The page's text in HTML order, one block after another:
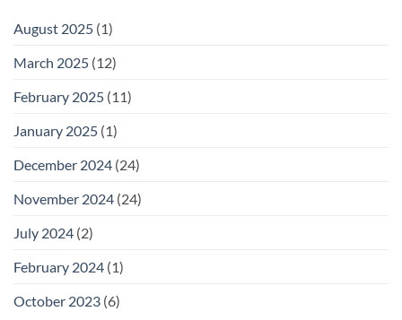
August 2025 (1)
March 2025 (12)
February 2025 (11)
January 2025 (1)
December 2024 (24)
November 2024 (24)
July 2024 (2)
February 2024 (1)
October 2023 (6)